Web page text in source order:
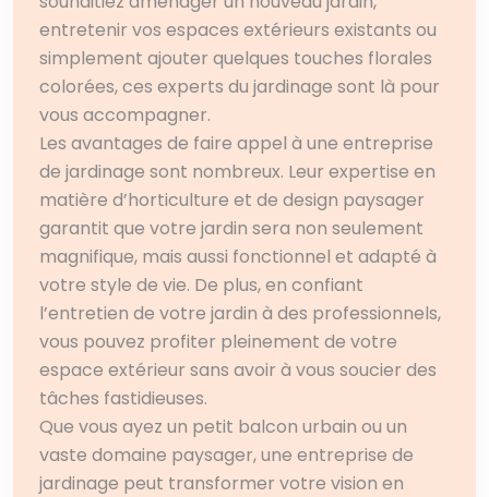
entretenir vos espaces extérieurs existants ou
simplement ajouter quelques touches florales
colorées, ces experts du jardinage sont là pour
vous accompagner.
Les avantages de faire appel à une entreprise
de jardinage sont nombreux. Leur expertise en
matière d’horticulture et de design paysager
garantit que votre jardin sera non seulement
magnifique, mais aussi fonctionnel et adapté à
votre style de vie. De plus, en confiant
l’entretien de votre jardin à des professionnels,
vous pouvez profiter pleinement de votre
espace extérieur sans avoir à vous soucier des
tâches fastidieuses.
Que vous ayez un petit balcon urbain ou un
vaste domaine paysager, une entreprise de
jardinage peut transformer votre vision en